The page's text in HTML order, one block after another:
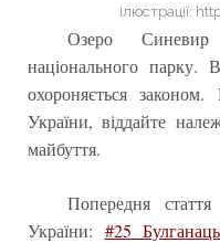
ілюстрації:
Озеро
національного парку.
охороняється
України, віддайте
майбуття.
Попередня
України: #25